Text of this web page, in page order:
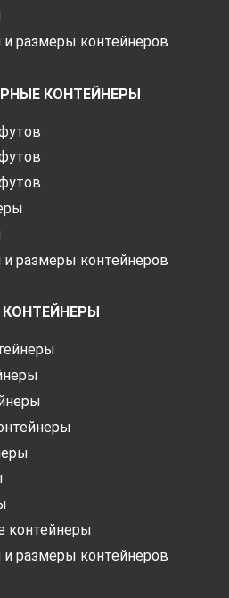
и размеры контейнеров
КОНТЕЙНЕРЫ
и размеры контейнеров
контейнеры
и размеры контейнеров